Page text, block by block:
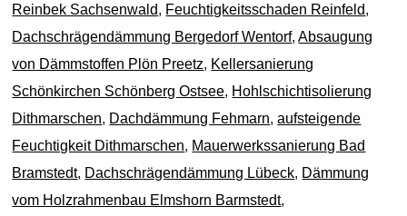
Reinbek Sachsenwald, Feuchtigkeitsschaden Reinfeld,
Dachschrägendämmung Bergedorf Wentorf,Absaugung
von Dämmstoffen Plön Preetz, Kellersanierung
Schönkirchen Schönberg Ostsee, Hohlschichtisolierung
Dithmarschen, Dachdämmung Fehmarn,aufsteigende
Feuchtigkeit Dithmarschen, Mauerwerkssanierung Bad
Bramstedt, Dachschrägendämmung Lübeck, Dämmung
vom Holzrahmenbau Elmshorn Barmstedt,